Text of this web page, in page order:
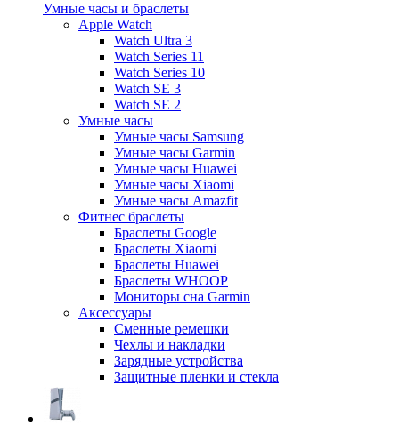
Умные часы и браслеты
Apple Watch
Watch Ultra 3
Watch Series 11
Watch Series 10
Watch SE 3
Watch SE 2
Умные часы
Умные часы Samsung
Умные часы Garmin
Умные часы Huawei
Умные часы Xiaomi
Умные часы Amazfit
Фитнес браслеты
Браслеты Google
Браслеты Xiaomi
Браслеты Huawei
Браслеты WHOOP
Мониторы сна Garmin
Аксессуары
Сменные ремешки
Чехлы и накладки
Зарядные устройства
Защитные пленки и стекла